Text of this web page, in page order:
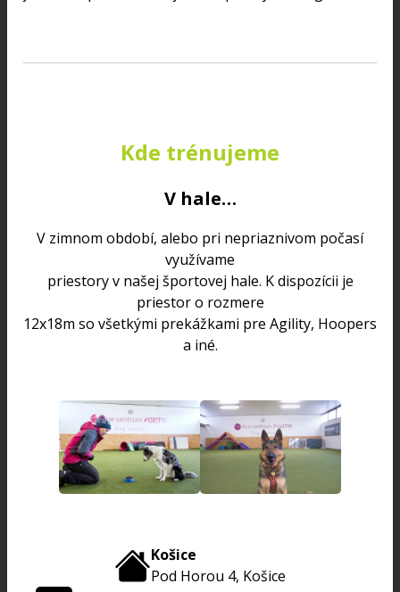
Kde trénujeme
V hale…
V zimnom období, alebo pri nepriaznivom počasí
využívame
priestory v našej športovej hale. K dispozícii je
priestor o rozmere
12x18m so všetkými prekážkami pre Agility, Hoopers
a iné.
Košice
Pod Horou 4, Košice